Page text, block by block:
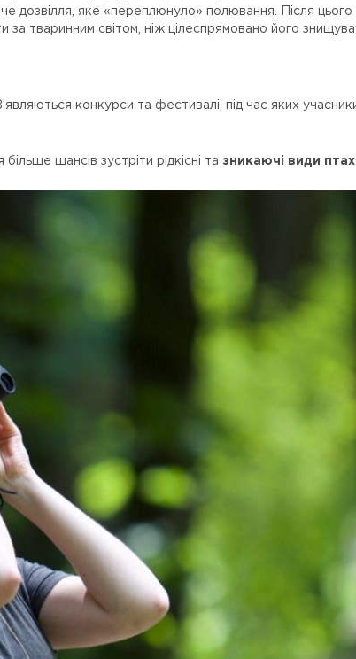
яке «переплюнуло» полювання. Після цього
за тваринним світом, ніж цілеспрямовано його
конкурси та фестивалі, під час яких
шансів зустріти рідкісні та зникаючі види